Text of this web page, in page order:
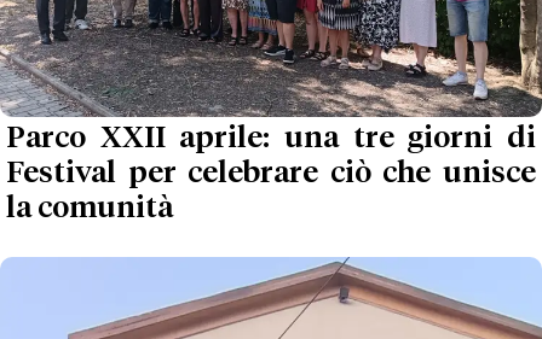
Parco XXII aprile: una tre giorni di
Festival per celebrare ciò che unisce
la comunità